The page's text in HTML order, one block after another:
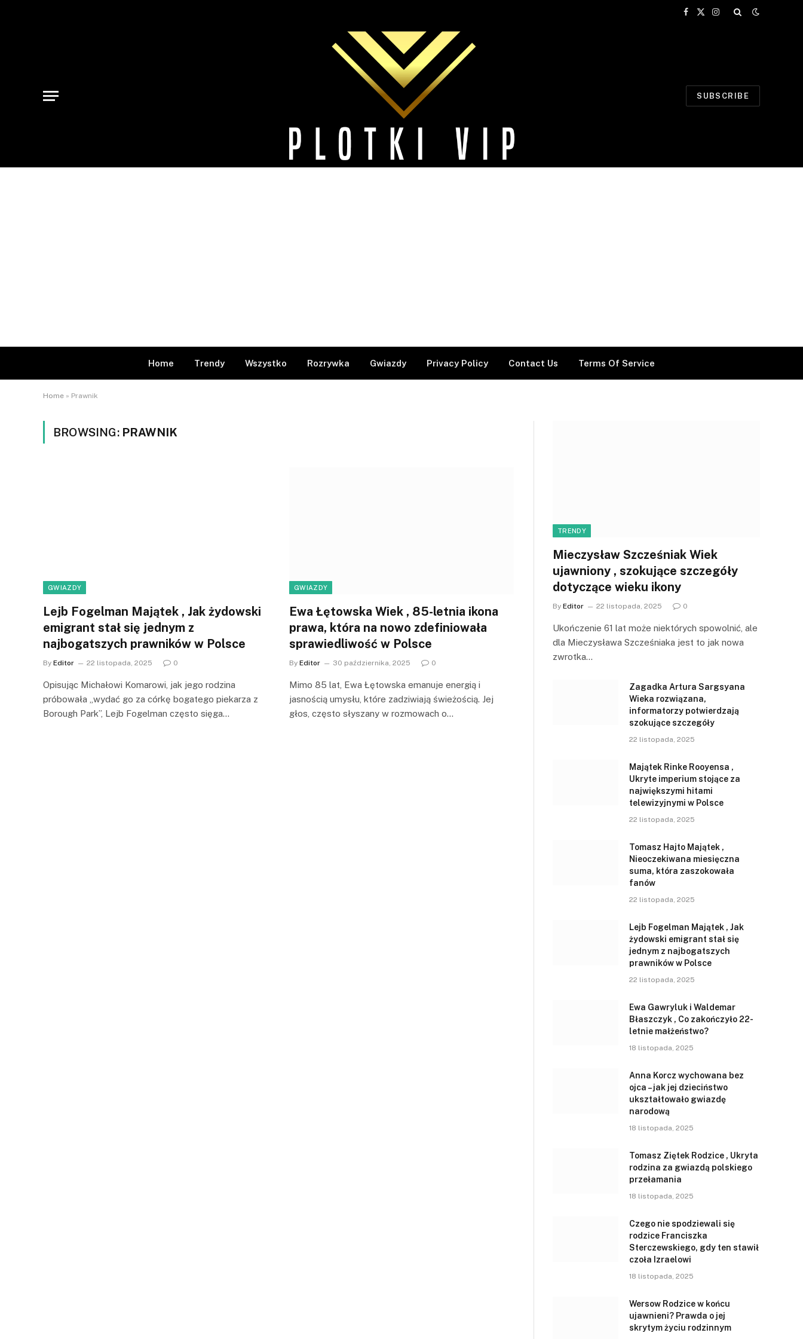
Facebook
X
Instagram
SUBSCRIBE
Home Trendy Wszystko Rozrywka Gwiazdy Privacy Policy Contact Us Terms Of Service
Home » Prawnik
BROWSING: PRAWNIK
GWIAZDY
Lejb Fogelman Majątek , Jak żydowski
emigrant stał się jednym z
najbogatszych prawników w Polsce
By Editor 22 listopada, 2025 0
Opisując Michałowi Komarowi, jak jego rodzina
próbowała „wydać go za córkę bogatego piekarza z
Borough Park”, Lejb Fogelman często sięga…
GWIAZDY
Ewa Łętowska Wiek , 85-letnia ikona
prawa, która na nowo zdefiniowała
sprawiedliwość w Polsce
By Editor 30 października, 2025 0
Mimo 85 lat, Ewa Łętowska emanuje energią i
jasnością umysłu, które zadziwiają świeżością. Jej
głos, często słyszany w rozmowach o…
TRENDY
Mieczysław Szcześniak Wiek
ujawniony , szokujące szczegóły
dotyczące wieku ikony
By Editor 22 listopada, 2025 0
Ukończenie 61 lat może niektórych spowolnić, ale
dla Mieczysława Szcześniaka jest to jak nowa
zwrotka…
Zagadka Artura Sargsyana
Wieka rozwiązana,
informatorzy potwierdzają
szokujące szczegóły
22 listopada, 2025
Majątek Rinke Rooyensa ,
Ukryte imperium stojące za
największymi hitami
telewizyjnymi w Polsce
22 listopada, 2025
Tomasz Hajto Majątek ,
Nieoczekiwana miesięczna
suma, która zaszokowała
fanów
22 listopada, 2025
Lejb Fogelman Majątek , Jak
żydowski emigrant stał się
jednym z najbogatszych
prawników w Polsce
22 listopada, 2025
Ewa Gawryluk i Waldemar
Błaszczyk , Co zakończyło 22-
letnie małżeństwo?
18 listopada, 2025
Anna Korcz wychowana bez
ojca – jak jej dzieciństwo
ukształtowało gwiazdę
narodową
18 listopada, 2025
Tomasz Ziętek Rodzice , Ukryta
rodzina za gwiazdą polskiego
przełamania
18 listopada, 2025
Czego nie spodziewali się
rodzice Franciszka
Sterczewskiego, gdy ten stawił
czoła Izraelowi
18 listopada, 2025
Wersow Rodzice w końcu
ujawnieni? Prawda o jej
skrytym życiu rodzinnym